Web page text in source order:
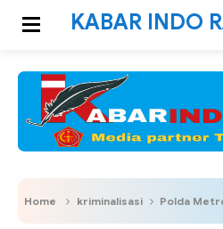
KABAR INDO
Home kriminalisasi Polda Metro Jaya Bongkar Dugaan TPPO